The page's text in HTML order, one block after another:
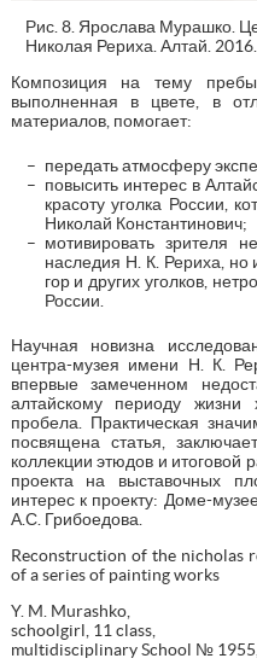
Рис. 8. Ярослава Мурашко.
Николая Рериха. Алтай.
Композиция на тему
выполненная в цвете, в
материалов, помогает:
передать атмосферу
повысить интерес в
красоту уголка России,
Николай Константинович;
мотивировать зрителя
наследия Н. К. Рериха, но
гор и других уголков,
России.
Научная новизна
центра-музея имени Н. К.
впервые замеченном
алтайскому периоду жизни
пробела. Практическая
посвящена статья,
коллекции этюдов и итоговой
проекта на выставочных
интерес к проекту: Доме-
А.С. Грибоедова.
Reconstruction of the nicholas
of a series of painting works
Y. M. Murashko,
schoolgirl, 11 class,
multidisciplinary School №